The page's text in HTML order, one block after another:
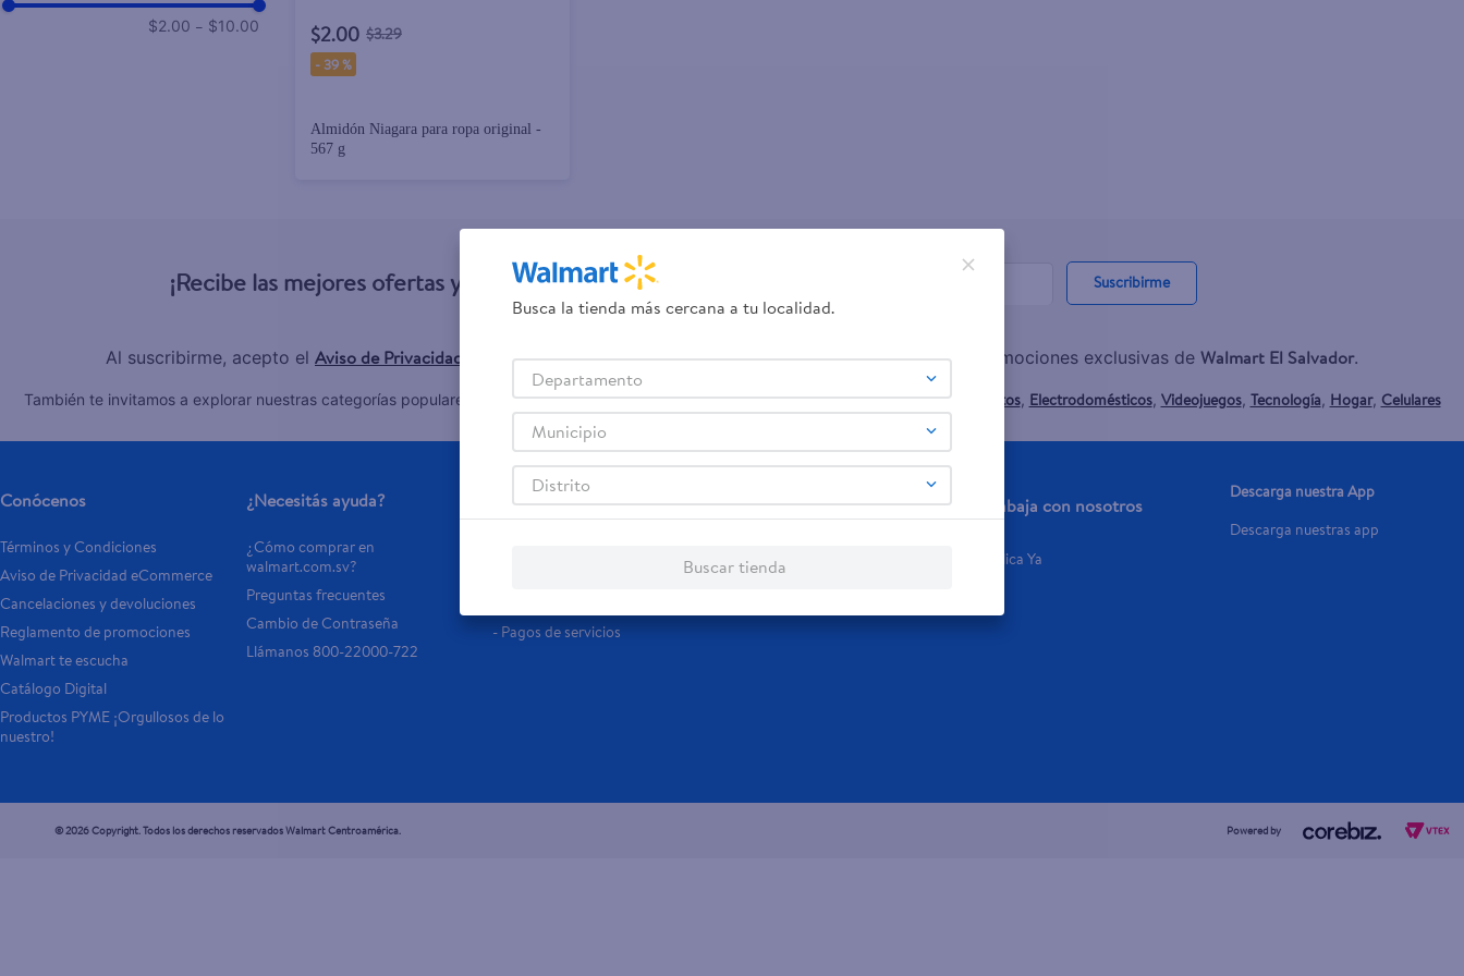
$2.00 – $10.00 $2.00 $3.29
-39 %
Almidón Niagara para ropa original -
567 g
¡Recibe las mejores ofertas y promociones! Suscribirme
Al suscribirme, acepto el Aviso de Privacidad y losTérminos y Condiciones, así como el envío de noticias y promociones exclusivas de Walmart El Salvador.
También te invitamos a explorar nuestras categorías populares: Celulares,Línea blanca,Laptops,Colchones,Pantallas,Antigripales,Suplementos, Electrodomésticos, Videojuegos, Tecnología, Hogar, Celulares
Samsung,Celulares iPhone,Celulares Xiaomi,Celulares Honor.
Conócenos
Términos y Condiciones
Aviso de Privacidad eCommerce
Cancelaciones y devoluciones
Reglamento de promociones
Walmart te escucha
Catálogo Digital
Productos PYME ¡Orgullosos de lo
nuestro!
¿Necesitás ayuda?
¿Cómo comprar en
walmart.com.sv?
Preguntas frecuentes
Cambio de Contraseña
Llámanos 800-22000-722
Servicios
- Pagos de servicios
Financiamiento
Tarjeta de Crédito
Trabaja con nosotros
Aplica Ya
Descarga nuestra App
Descarga nuestras app
© 2026 Copyright. Todos los derechos reservados Walmart Centroamérica. Powered by
Busca la tienda más cercana a tu localidad.
Departamento
Municipio
Distrito
Buscar tienda